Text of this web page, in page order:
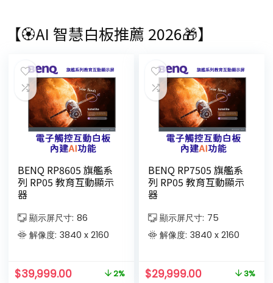
【🏵AI 智慧白板推薦 2026🎁】
BENQ RP8605 旗艦系
列 RP05 教育互動顯示
器
顯示屏尺寸: 86
解像度: 3840 x 2160
$39,999.00 2%
BENQ RP7505 旗艦系
列 RP05 教育互動顯示
器
顯示屏尺寸: 75
解像度: 3840 x 2160
$29,999.00 3%